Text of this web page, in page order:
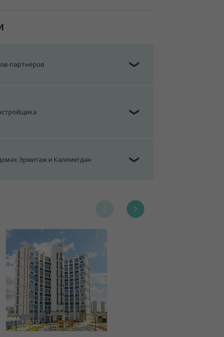
партнеров ❯
❯
Эрмитаж и Калемегдан ❯